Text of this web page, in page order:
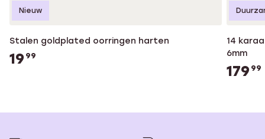
Stalen goldplated oorringen harten
19 99
Nieuw
14
6mm
179 99